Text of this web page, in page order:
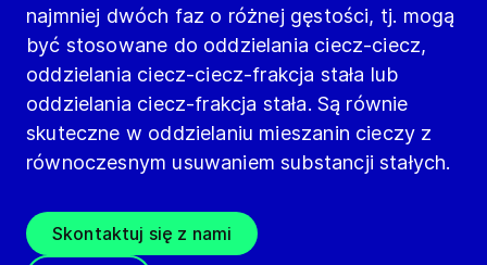
najmniej dwóch faz o różnej gęstości, tj. mogą
być stosowane do oddzielania ciecz-ciecz,
oddzielania ciecz-ciecz-frakcja stała lub
oddzielania ciecz-frakcja stała. Są równie
skuteczne w oddzielaniu mieszanin cieczy z
równoczesnym usuwaniem substancji stałych.
Skontaktuj się z nami